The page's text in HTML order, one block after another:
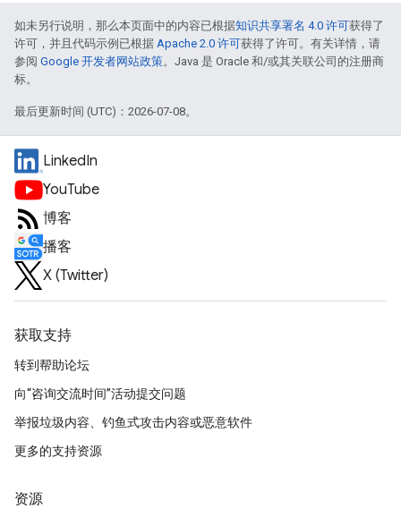
如未另行说明，那么本页面中的内容已根据知识共享署名 4.0 许可获得了
许可，并且代码示例已根据 Apache 2.0 许可获得了许可。有关详情，请
参阅 Google 开发者网站政策。Java 是 Oracle 和/或其关联公司的注册商
标。
最后更新时间 (UTC)：2026-07-08。
LinkedIn
YouTube
博客
播客
X (Twitter)
获取支持
转到帮助论坛
向“咨询交流时间”活动提交问题
举报垃圾内容、钓鱼式攻击内容或恶意软件
更多的支持资源
资源